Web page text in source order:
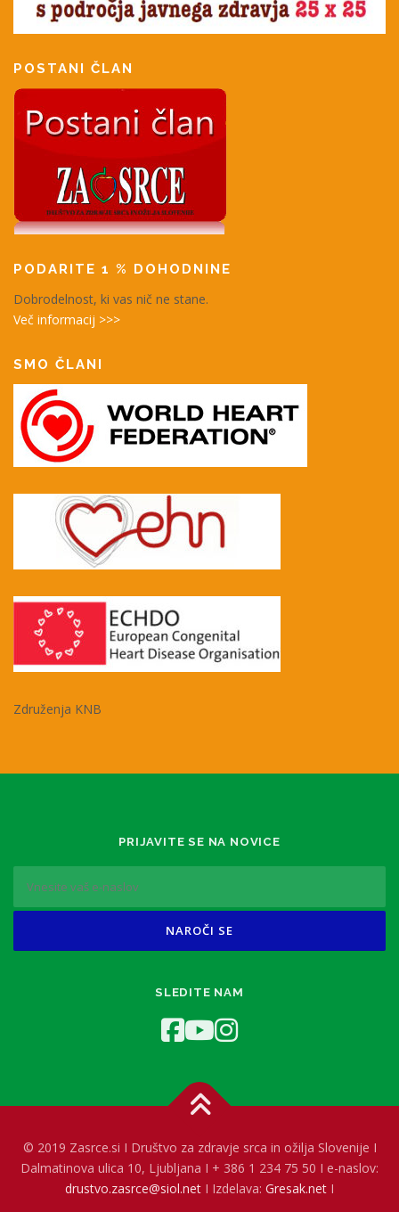
POSTANI ČLAN
PODARITE 1 % DOHODNINE
Dobrodelnost, ki vas nič ne stane.
Več informacij >>>
SMO ČLANI
Združenja KNB
PRIJAVITE SE NA NOVICE
SLEDITE NAM
© 2019 Zasrce.si I Društvo za zdravje srca in ožilja Slovenije I
Dalmatinova ulica 10, Ljubljana I + 386 1 234 75 50 I e-naslov:
drustvo.zasrce@siol.net I Izdelava: Gresak.net I